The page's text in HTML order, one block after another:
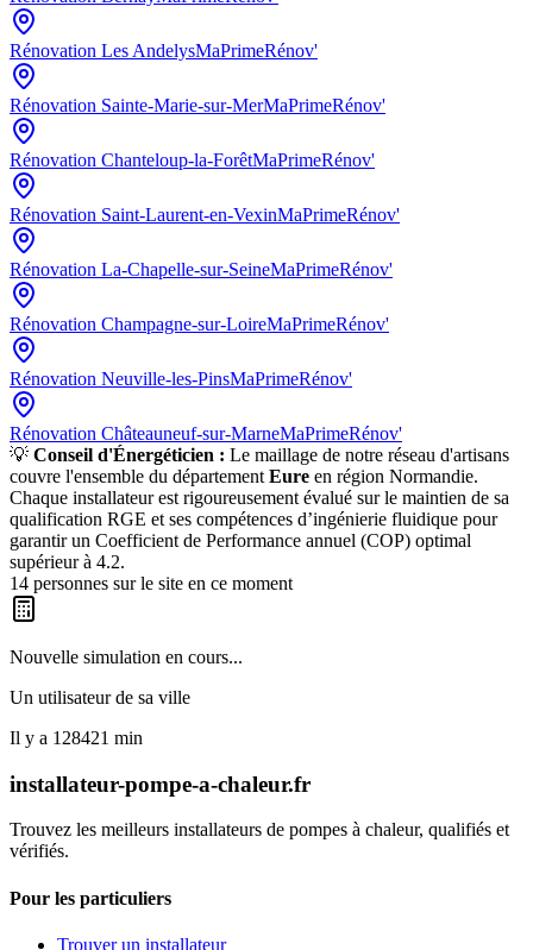
Rénovation Les AndelysMaPrimeRénov'
Rénovation Sainte-Marie-sur-MerMaPrimeRénov'
Rénovation Chanteloup-la-ForêtMaPrimeRénov'
Rénovation Saint-Laurent-en-VexinMaPrimeRénov'
Rénovation La-Chapelle-sur-SeineMaPrimeRénov'
Rénovation Champagne-sur-LoireMaPrimeRénov'
Rénovation Neuville-les-PinsMaPrimeRénov'
Rénovation Châteauneuf-sur-MarneMaPrimeRénov'
💡 Conseil d'Énergéticien : Le maillage de notre réseau d'artisans
couvre l'ensemble du département Eure en région Normandie.
Chaque installateur est rigoureusement évalué sur le maintien de sa
qualification RGE et ses compétences d’ingénierie fluidique pour
garantir un Coefficient de Performance annuel (COP) optimal
supérieur à 4.2.
14 personnes sur le site en ce moment
Nouvelle simulation en cours...
Un utilisateur de sa ville
Il y a 128421 min
installateur-pompe-a-chaleur.fr
Trouvez les meilleurs installateurs de pompes à chaleur, qualifiés et
vérifiés.
Pour les particuliers
Trouver un installateur